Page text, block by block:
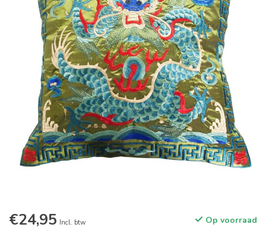
€24,95 Incl. btw Op voorraad